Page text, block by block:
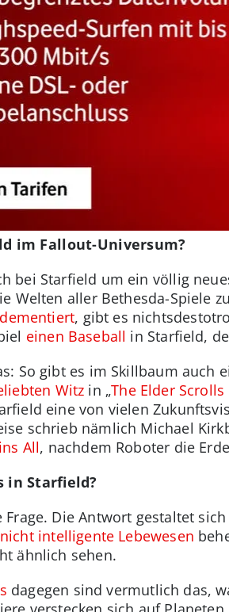
im Fallout-Universum?
bei Starfield um ein völlig
Welten aller Bethesda-Spiele
, gibt es
einen Baseball in Starfield,
So gibt es im Skillbaum auch
Witz in „The Elder
eine von vielen
schrieb nämlich Michael
All, nachdem Roboter die
in Starfield?
Frage. Die Antwort gestaltet
nicht intelligente Lebewesen
ähnlich sehen.
dagegen sind vermutlich das,